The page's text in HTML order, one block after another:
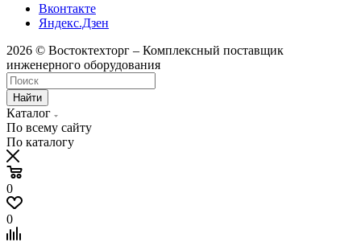
Вконтакте
Яндекс.Дзен
2026 © Востоктехторг – Комплексный поставщик
инженерного оборудования
Найти
Каталог
По всему сайту
По каталогу
0
0